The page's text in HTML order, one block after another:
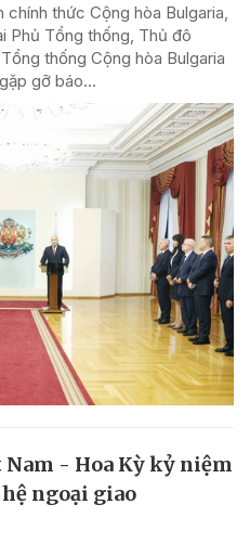
thức Cộng hòa Bulgaria,
Phủ Tổng thống, Thủ đô
thống Cộng hòa Bulgaria
gỡ báo...
- Hoa Kỳ kỷ niệm
ngoại giao